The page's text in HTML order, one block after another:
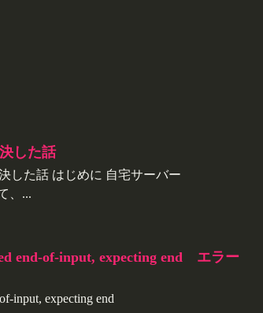
した話
した話 はじめに 自宅サーバー
、...
end-of-input, expecting end エラー
input, expecting end